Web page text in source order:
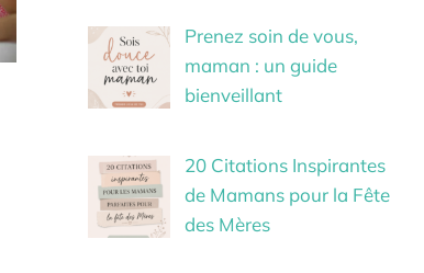
Prenez soin de vous,
maman : un guide
bienveillant
20 Citations Inspirantes
de Mamans pour la Fête
des Mères